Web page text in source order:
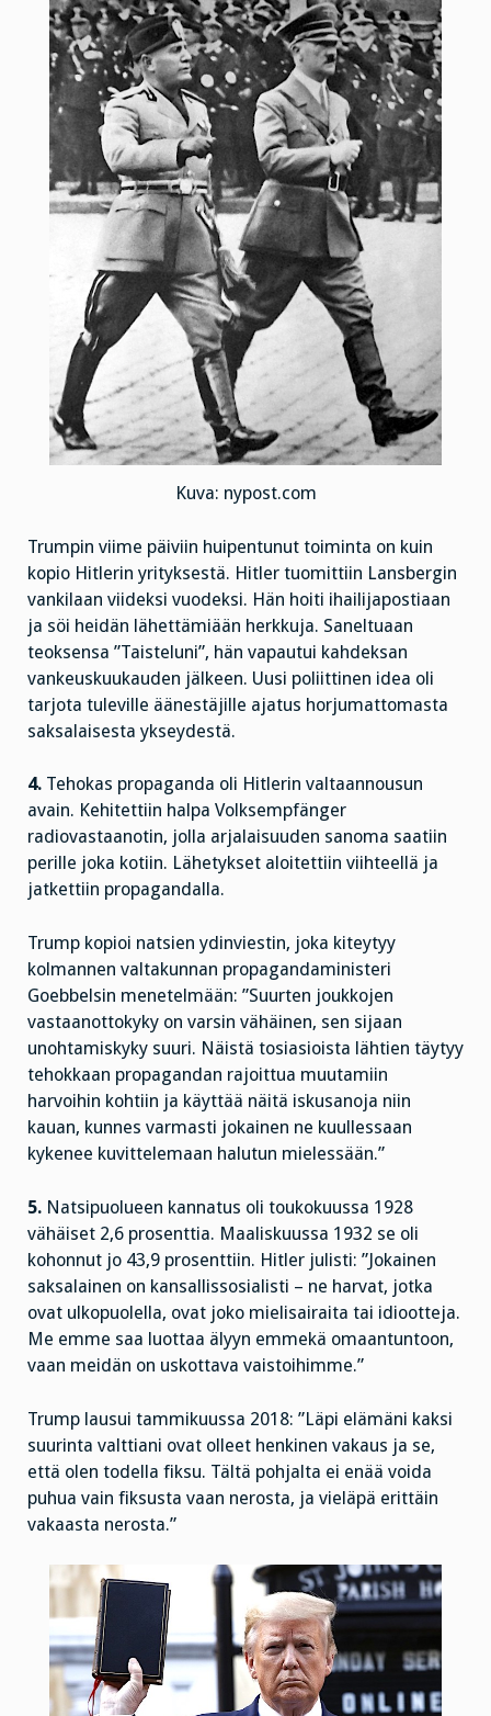
Kuva: nypost.com
Trumpin viime päiviin huipentunut toiminta on kuin
kopio Hitlerin yrityksestä. Hitler tuomittiin Lansbergin
vankilaan viideksi vuodeksi. Hän hoiti ihailijapostiaan
ja söi heidän lähettämiään herkkuja. Saneltuaan
teoksensa ”Taisteluni”, hän vapautui kahdeksan
vankeuskuukauden jälkeen. Uusi poliittinen idea oli
tarjota tuleville äänestäjille ajatus horjumattomasta
saksalaisesta ykseydestä.
4. Tehokas propaganda oli Hitlerin valtaannousun
avain. Kehitettiin halpa Volksempfänger
radiovastaanotin, jolla arjalaisuuden sanoma saatiin
perille joka kotiin. Lähetykset aloitettiin viihteellä ja
jatkettiin propagandalla.
Trump kopioi natsien ydinviestin, joka kiteytyy
kolmannen valtakunnan propagandaministeri
Goebbelsin menetelmään: ”Suurten joukkojen
vastaanottokyky on varsin vähäinen, sen sijaan
unohtamiskyky suuri. Näistä tosiasioista lähtien täytyy
tehokkaan propagandan rajoittua muutamiin
harvoihin kohtiin ja käyttää näitä iskusanoja niin
kauan, kunnes varmasti jokainen ne kuullessaan
kykenee kuvittelemaan halutun mielessään.”
5. Natsipuolueen kannatus oli toukokuussa 1928
vähäiset 2,6 prosenttia. Maaliskuussa 1932 se oli
kohonnut jo 43,9 prosenttiin. Hitler julisti: ”Jokainen
saksalainen on kansallissosialisti – ne harvat, jotka
ovat ulkopuolella, ovat joko mielisairaita tai idiootteja.
Me emme saa luottaa älyyn emmekä omaantuntoon,
vaan meidän on uskottava vaistoihimme.”
Trump lausui tammikuussa 2018: ”Läpi elämäni kaksi
suurinta valttiani ovat olleet henkinen vakaus ja se,
että olen todella fiksu. Tältä pohjalta ei enää voida
puhua vain fiksusta vaan nerosta, ja vieläpä erittäin
vakaasta nerosta.”